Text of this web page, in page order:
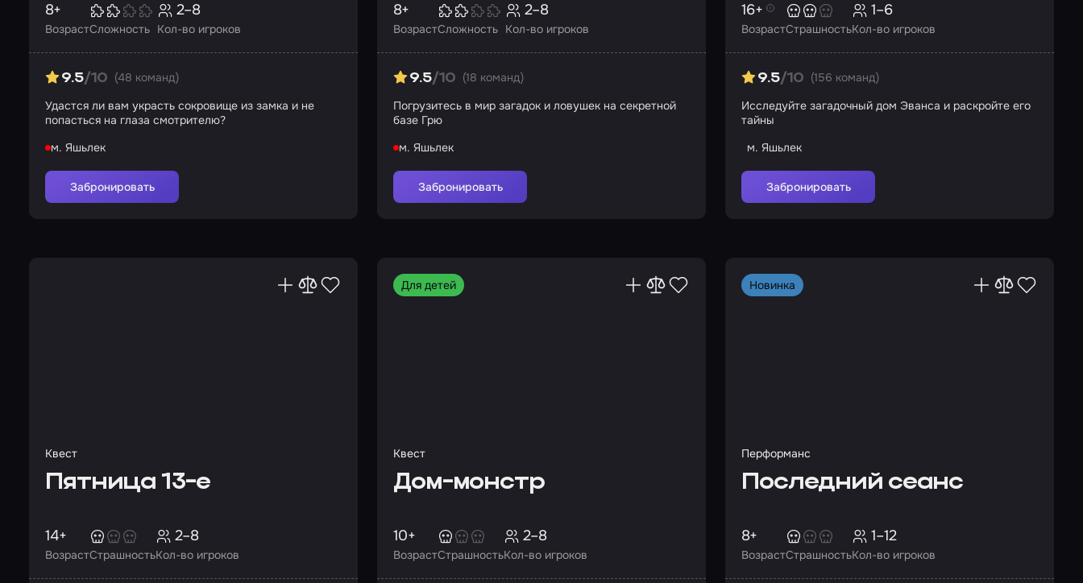
Возраст
8+
Сложность Кол-во игроков
2–8
9.5/10 (48 команд)
Удастся ли вам украсть сокровище из замка и не
попасться на глаза смотрителю?
м. Яшьлек
Забронировать
Возраст
8+
Сложность Кол-во игроков
2–8
9.5/10 (18 команд)
Погрузитесь в мир загадок и ловушек на секретной
базе Грю
м. Яшьлек
Забронировать
Возраст
16+
СтрашностьКол-во игроков
1–6
9.5/10 (156 команд)
Исследуйте загадочный дом Эванса и раскройте его
тайны
м. Яшьлек
Забронировать
Квест
Пятница 13-е
Возраст
14+
СтрашностьКол-во игроков
2–8
Для детей
Квест
Дом-монстр
Возраст
10+
СтрашностьКол-во игроков
2–8
Новинка
Перформанс
Последний сеанс
Возраст
8+
СтрашностьКол-во игроков
1–12